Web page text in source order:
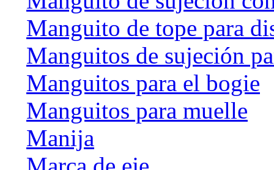
Manguito de tope para
Manguitos de sujeción
Manguitos para el bogie
Manguitos para muelle
Manija